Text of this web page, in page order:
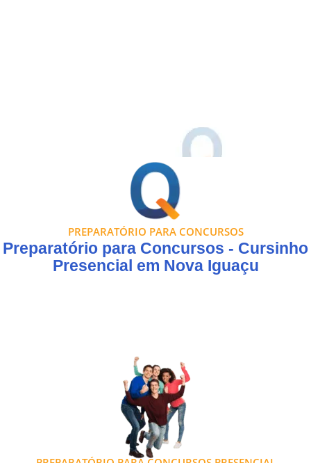
PREPARATÓRIO PARA CONCURSOS
Preparatório para Concursos - Cursinho
Presencial em Nova Iguaçu